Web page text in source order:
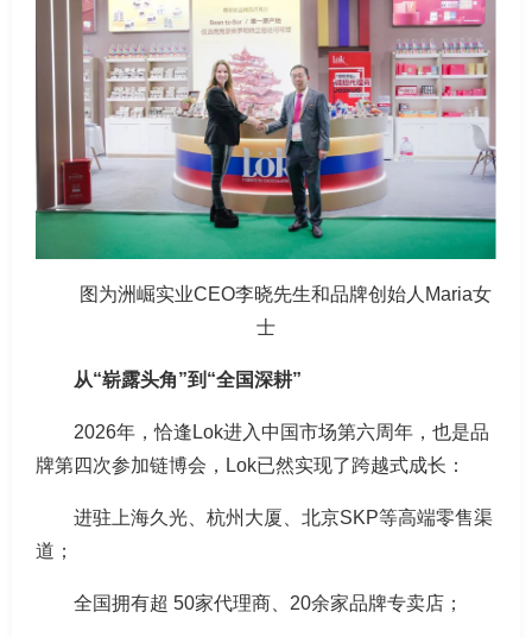
图为洲崛实业CEO李晓先生和品牌创始人Maria女
士
从“崭露头角”到“全国深耕”
2026年，恰逢Lok进入中国市场第六周年，也是品
牌第四次参加链博会，Lok已然实现了跨越式成长：
进驻上海久光、杭州大厦、北京SKP等高端零售渠
道；
全国拥有超 50家代理商、20余家品牌专卖店；